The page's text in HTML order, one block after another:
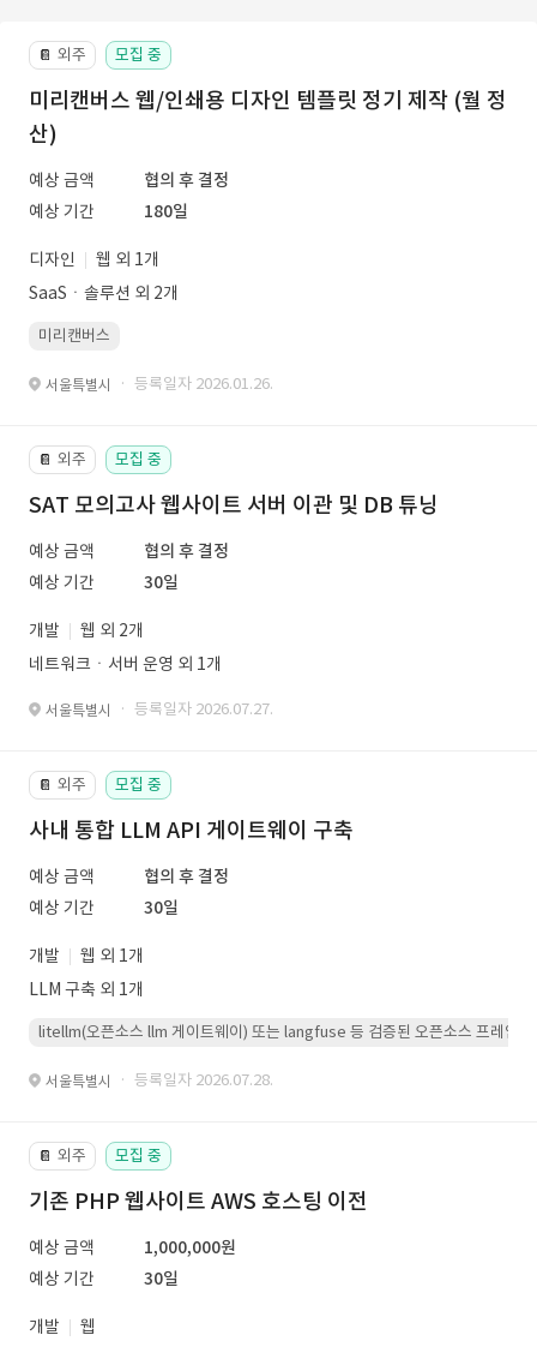
📔 외주 모집 중
미리캔버스 웹/인쇄용 디자인 템플릿 정기 제작 (월 정
산)
예상 금액
협의 후 결정
예상 기간
180일
디자인
웹 외 1개
SaaSㆍ솔루션 외 2개
미리캔버스
서울특별시 · 등록일자 2026.01.26.
📔 외주 모집 중
SAT 모의고사 웹사이트 서버 이관 및 DB 튜닝
예상 금액
협의 후 결정
예상 기간
30일
개발
웹 외 2개
네트워크ㆍ서버 운영 외 1개
서울특별시 · 등록일자 2026.07.27.
📔 외주 모집 중
사내 통합 LLM API 게이트웨이 구축
예상 금액
협의 후 결정
예상 기간
30일
개발
웹 외 1개
LLM 구축 외 1개
litellm(오픈소스 llm 게이트웨이) 또는 langfuse 등 검증된 오픈소스 프레임워
서울특별시 · 등록일자 2026.07.28.
📔 외주 모집 중
기존 PHP 웹사이트 AWS 호스팅 이전
예상 금액
1,000,000원
예상 기간
30일
개발
웹